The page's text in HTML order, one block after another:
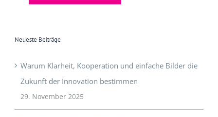
Neueste Beiträge
Warum Klarheit, Kooperation und einfache Bilder die
Zukunft der Innovation bestimmen
29. November 2025